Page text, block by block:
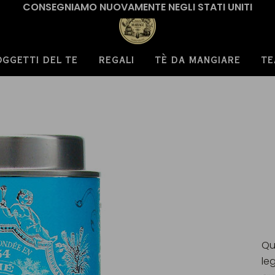
CONSEGNIAMO NUOVAMENTE NEGLI STATI UNITI
DEL TE REGALI TÈ DA MANGIARE